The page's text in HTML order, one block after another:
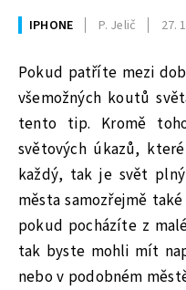
IPHONE P. Jelič 27.
Pokud patříte mezi
všemožných koutů
tento tip. Kromě
světových úkazů,
každý, tak je svět
města samozřejmě
pokud pocházíte z
tak byste mohli mít
nebo v podobném